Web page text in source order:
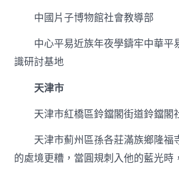
中國片子博物館社會教導部
中心平易近族年夜學鑄牢中華平
識研討基地
天津市
天津市紅橋區鈴鐺閣街道鈴鐺閣
天津市薊州區孫各莊滿族鄉隆福
的處境更糟，當圓規刺入他的藍光時